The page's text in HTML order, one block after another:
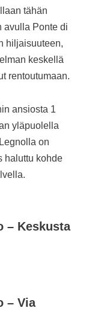
tähän
avulla Ponte di
hiljaisuuteen,
keskellä
rentoutumaan.
ansiosta 1
yläpuolella
on
haluttu kohde
– Keskusta
– Via